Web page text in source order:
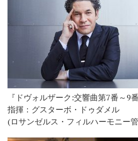
『ドヴォルザーク:交響曲第7番～9番
指揮：グスターボ・ドゥダメル
(ロサンゼルス・フィルハーモニー